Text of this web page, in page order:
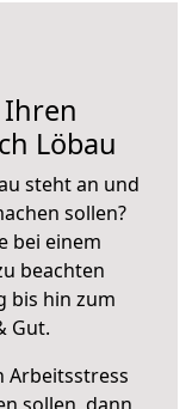
Löbau
steht an und
sollen?
bei einem
beachten
bis hin zum
Gut.
Arbeitsstress